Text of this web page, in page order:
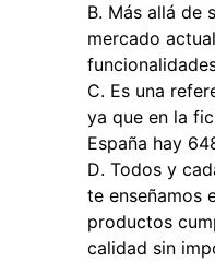
Más allá de
mercado
Es una
ya que en la
España hay
Todos y
te enseñamos
productos
calidad sin